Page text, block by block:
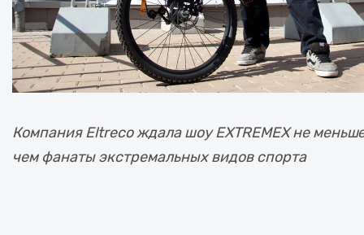
Компания Eltreco ждала шоу EXTREMEX не
чем фанаты экстремальных видов спорта